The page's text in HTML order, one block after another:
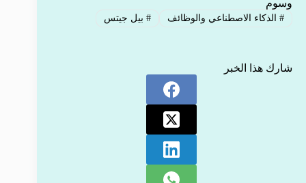
وسوم
#الذكاء الاصطناعي والوظائف #بيل جيتس
شارك هذا الخبر